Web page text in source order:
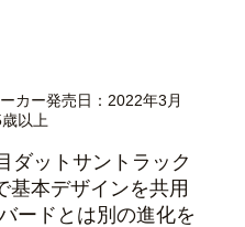
ー発売日：2022年3月
以上
ダットサントラック
基本デザインを共用
ードとは別の進化を